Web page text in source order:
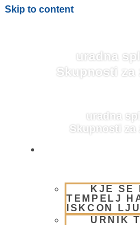
Skip to content
uradna
Skupnosti za
uradna
Skupnosti za
KJE SE
TEMPELJ
ISKCON
URNIK
BLOG